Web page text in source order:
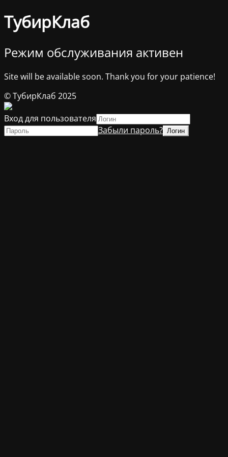
ТубирКлаб
Режим обслуживания активен
Site will be available soon. Thank you for your patience!
© ТубирКлаб 2025
Вход для пользователя
Забыли пароль?